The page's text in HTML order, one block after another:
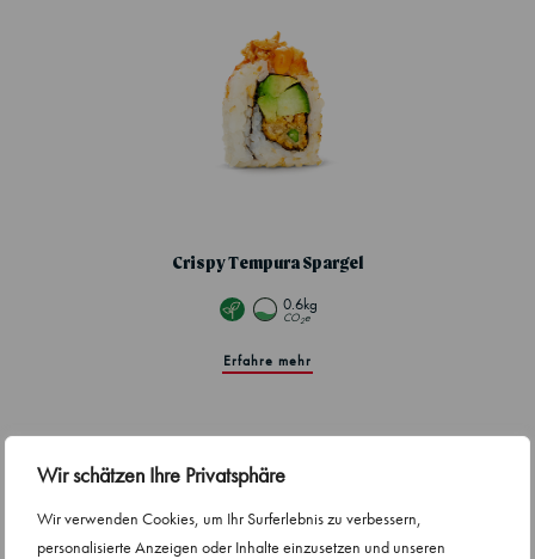
Wir schätzen Ihre Privatsphäre
Wir verwenden Cookies, um Ihr Surferlebnis zu verbessern,
personalisierte Anzeigen oder Inhalte einzusetzen und unseren
Crispy Tempura Spargel
0.6kg
CO2e
Erfahre mehr